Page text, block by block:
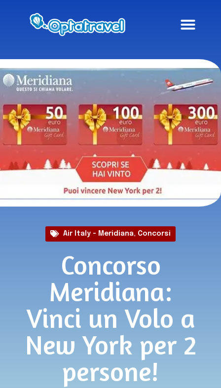
Air Italy - Meridiana, Concorsi
Concorso
Meridiana:
Vinci un Volo a
New York per 2
persone!